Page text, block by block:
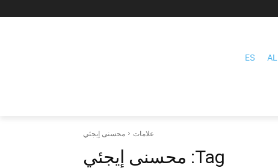
ES AL
علامات محسنی إيجئي
Tag: محسنی إيجئي